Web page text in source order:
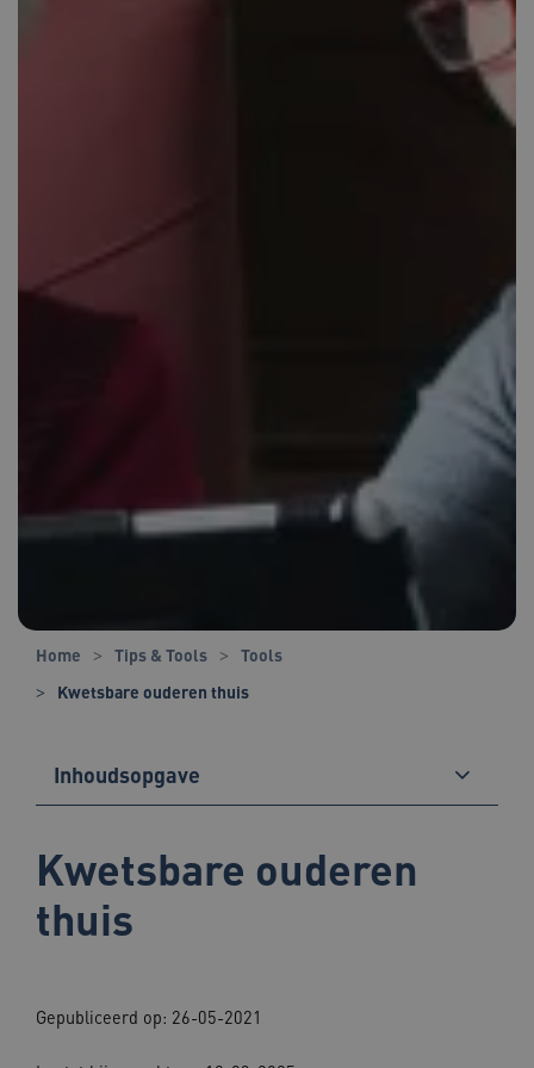
Home Tips & Tools
Tools
Kwetsbare ouderen thuis
Inhoudsopgave
Kwetsbare ouderen
thuis
Gepubliceerd op: 26-05-2021